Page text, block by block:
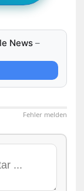
News –
Fehler melden